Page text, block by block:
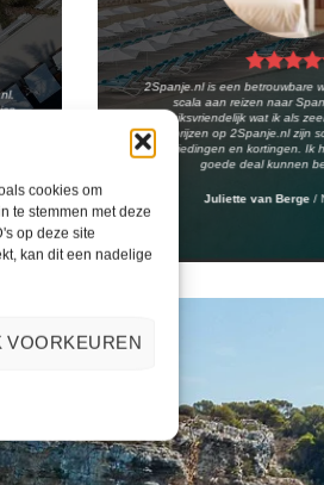
cookies om
te stemmen met deze
op deze site
kan dit een nadelige
VOORKEUREN
2Spanje.nl is een betrouwbare
scala aan reizen naar
gebruiksvriendelijk wat ik als
De prijzen op 2Spanje.nl zijn
aanbiedingen en kortingen. Ik
goede deal kunnen
Juliette van Berge /